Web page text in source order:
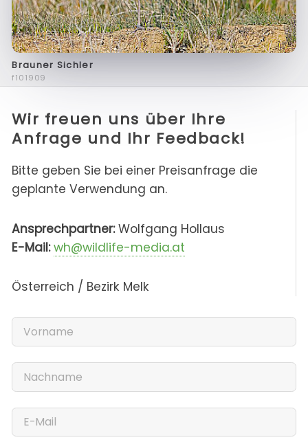
Brauner Sichler
f101909
Wir freuen uns über Ihre
Anfrage und Ihr Feedback!
Bitte geben Sie bei einer Preisanfrage die
geplante Verwendung an.
Ansprechpartner:Wolfgang Hollaus
E-Mail: wh@wildlife-media.at
Österreich / Bezirk Melk